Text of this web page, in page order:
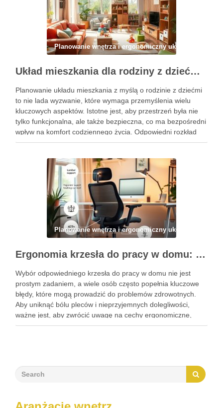
Planowanie wnętrza i ergonomiczny układ
Układ mieszkania dla rodziny z dziećmi: jak zaplanować przestrzeń funkcjonalną i bezpieczną na co dzień
Planowanie układu mieszkania z myślą o rodzinie z dziećmi
to nie lada wyzwanie, które wymaga przemyślenia wielu
kluczowych aspektów. Istotne jest, aby przestrzeń była nie
tylko funkcjonalna, ale także bezpieczna, co ma bezpośredni
wpływ na komfort codziennego życia. Odpowiedni rozkład
pokoi, optymalny metraż oraz organizacja stref wspólnych i
Planowanie wnętrza i ergonomiczny układ
Ergonomia krzesła do pracy w domu: jak wybrać i ustawić mebel dla zdrowia i komfortu siedzenia
Wybór odpowiedniego krzesła do pracy w domu nie jest
prostym zadaniem, a wiele osób często popełnia kluczowe
błędy, które mogą prowadzić do problemów zdrowotnych.
Aby uniknąć bólu pleców i nieprzyjemnych dolegliwości,
ważne jest, aby zwrócić uwagę na cechy ergonomiczne,
takie jak regulacja wysokości, podłokietniki czy